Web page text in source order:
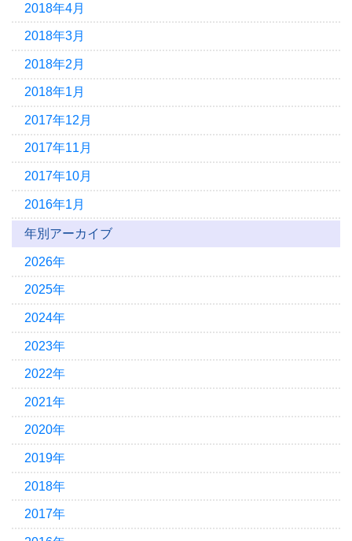
2018年4月
2018年3月
2018年2月
2018年1月
2017年12月
2017年11月
2017年10月
2016年1月
年別アーカイブ
2026年
2025年
2024年
2023年
2022年
2021年
2020年
2019年
2018年
2017年